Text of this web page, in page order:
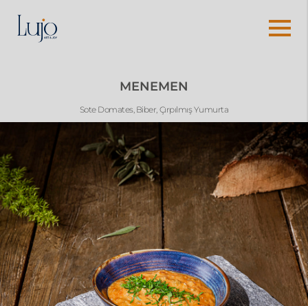
MENEMEN
Sote Domates, Biber, Çırpılmış Yumurta